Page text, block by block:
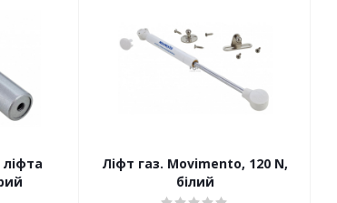
Ліфт газ. Movimento, 120 N,
білий